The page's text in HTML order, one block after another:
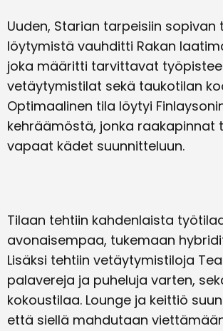
Uuden, Starian tarpeisiin sopivan
löytymistä vauhditti Rakan
joka määritti tarvittavat
vetäytymistilat sekä taukotilan
Optimaalinen tila löytyi
kehräämöstä, jonka raakapinnat
vapaat kädet suunnitteluun.
Tilaan tehtiin kahdenlaista
avonaisempaa, tukemaan
Lisäksi tehtiin vetäytymistiloja
palavereja ja puheluja varten,
kokoustilaa. Lounge ja keittiö
että siellä mahdutaan